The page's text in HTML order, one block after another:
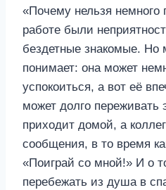
«Почему нельзя немного
работе были
бездетные знакомые. Но
понимает: она может
успокоиться, а вот её
может долго переживать
приходит домой, а
сообщения, в то время
«Поиграй со мной!» И о
перебежать из душа в